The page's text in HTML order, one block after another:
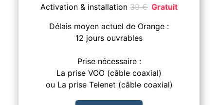
Activation & installation 39€ Gratuit
Délais moyen actuel de Orange :
12 jours ouvrables
Prise nécessaire :
La prise VOO (câble coaxial)
ou La prise Telenet (câble coaxial)